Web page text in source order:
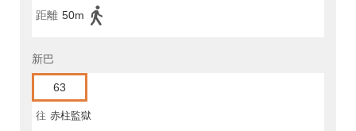
距離 50m
新巴
63
往 赤柱監獄